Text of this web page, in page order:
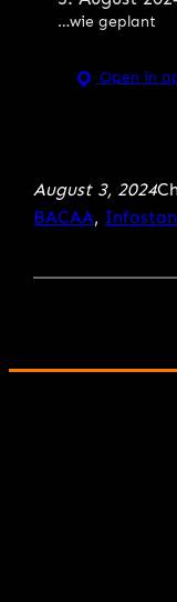
…wie geplant
Open in
August 3, 2024
BACAA,